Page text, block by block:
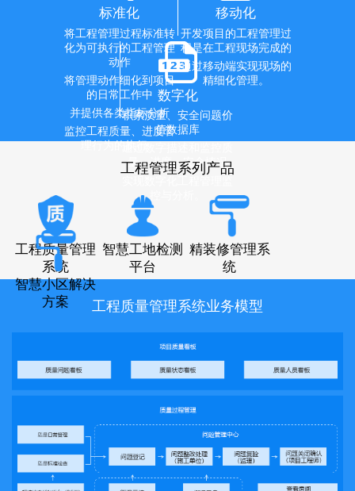
标准化
将工程管理过程标准转
化为可执行的工程管理
动作
将管理动作细化到项目
的日常工作中
并提供各类指标分析
监控工程质量、进度管
移动化
开发项目的工程管理过
程是在工程现场完成的
通过移动端实现现场的
精细化管理。
数字化
积累质量、安全问题价
值数据库
量、进度、安全情况
工程管理系列产品
工程质量管理
系统
智慧工地检测
平台
精装修管理系
统
智慧小区解决
方案
工程质量管理系统业务模型